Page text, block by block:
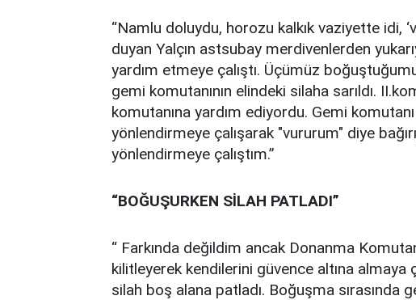
“Namlu doluydu, horozu kalkık vaziyette idi,
duyan Yalçın astsubay merdivenlerden
yardım etmeye çalıştı. Üçümüz
gemi komutanının elindeki silaha sarıldı.
komutanına yardım ediyordu. Gemi
yönlendirmeye çalışarak "vururum" diye
yönlendirmeye çalıştım.”
“BOĞUŞURKEN SİLAH PATLADI”
“ Farkında değildim ancak Donanma
kilitleyerek kendilerini güvence altına almaya
silah boş alana patladı. Boğuşma sırasında